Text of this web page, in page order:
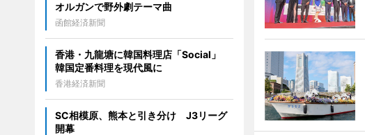
オルガンで野外劇テーマ曲
函館経済新聞
香港・九龍塘に韓国料理店「Social」
韓国定番料理を現代風に
香港経済新聞
SC相模原、熊本と引き分け J3リーグ
開幕